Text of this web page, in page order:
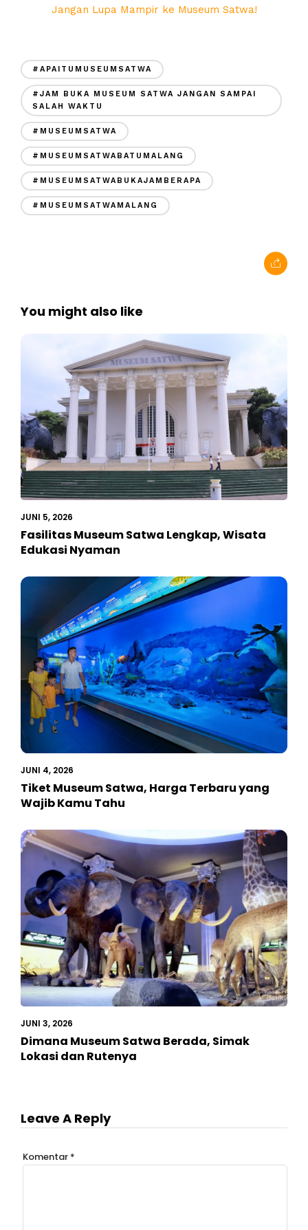
Jangan Lupa Mampir ke Museum Satwa!
#APAITUMUSEUMSATWA
#JAM BUKA MUSEUM SATWA JANGAN SAMPAI
SALAH WAKTU
#MUSEUMSATWA
#MUSEUMSATWABATUMALANG
#MUSEUMSATWABUKAJAMBERAPA
#MUSEUMSATWAMALANG
You might also like
JUNI 5, 2026
Fasilitas Museum Satwa Lengkap, Wisata
Edukasi Nyaman
JUNI 4, 2026
Tiket Museum Satwa, Harga Terbaru yang
Wajib Kamu Tahu
JUNI 3, 2026
Dimana Museum Satwa Berada, Simak
Lokasi dan Rutenya
Leave A Reply
Komentar *